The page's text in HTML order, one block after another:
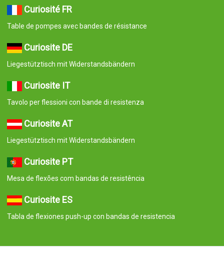
Curiosité FR
Table de pompes avec bandes de résistance
Curiosite DE
Liegestütztisch mit Widerstandsbändern
Curiosite IT
Tavolo per flessioni con bande di resistenza
Curiosite AT
Liegestütztisch mit Widerstandsbändern
Curiosite PT
Mesa de flexões com bandas de resistência
Curiosite ES
Tabla de flexiones push-up con bandas de resistencia